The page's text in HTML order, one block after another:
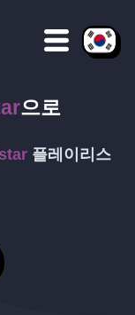
으로
플레이리스